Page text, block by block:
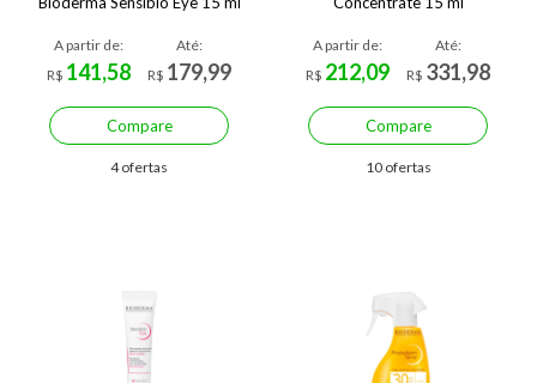
A partir de:
R$ 141,58
Até:
R$ 179,99
Compare
4 ofertas
A partir de:
R$ 212,09
Até:
R$ 331,98
Compare
10 ofertas